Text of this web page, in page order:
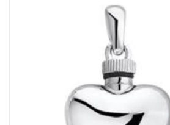
Cadeaukaarten